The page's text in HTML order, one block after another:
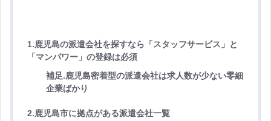
1.鹿児島の派遣会社を探すなら「スタッフサービス」と
「マンパワー」の登録は必須
補足.鹿児島密着型の派遣会社は求人数が少ない零細
企業ばかり
2.鹿児島市に拠点がある派遣会社一覧